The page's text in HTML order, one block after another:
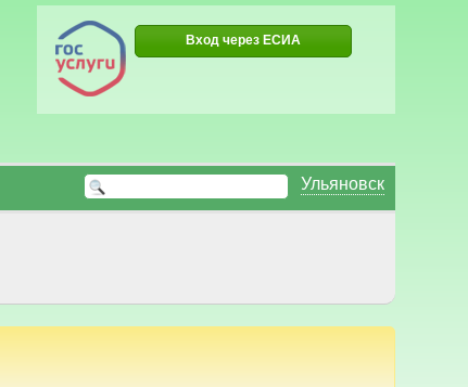
Вход через ЕСИА
Ульяновск